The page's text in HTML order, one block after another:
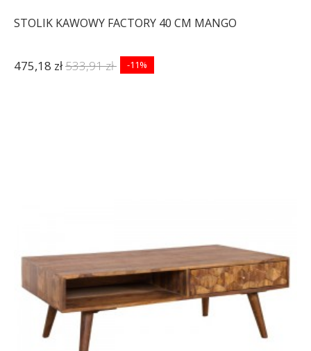
STOLIK KAWOWY FACTORY 40 CM MANGO
475,18 zł533,91 zł -11%